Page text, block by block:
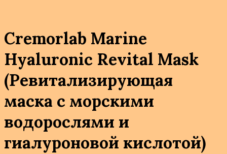
Cremorlab Marine
Hyaluronic Revital Mask
(Ревитализирующая
маска с морскими
водорослями и
гиалуроновой кислотой)